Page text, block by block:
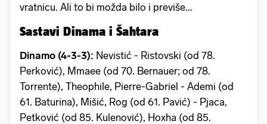
vratnicu. Ali to bi možda bilo i previše...
Sastavi Dinama i Šahtara
Dinamo (4-3-3): Nevistić - Ristovski (od 78.
Perković), Mmaee (od 70. Bernauer; od 78.
Torrente), Theophile, Pierre-Gabriel - Ademi (od
61. Baturina), Mišić, Rog (od 61. Pavić) - Pjaca,
Petković (od 85. Kulenović), Hoxha (od 85.